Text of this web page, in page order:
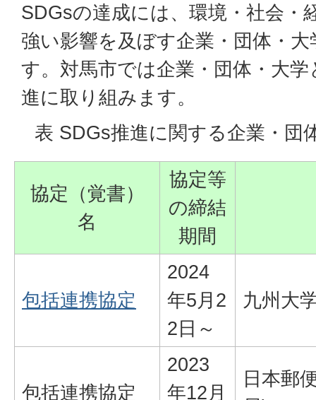
SDGsの達成には、環境・社会・
強い影響を及ぼす企業・団体・
す。対馬市では企業・団体・大
進に取り組みます。
表 SDGs推進に関する企業・団
協定（覚書）
名
協定等
の締結
期間
包括連携協定
2024
年5月2
2日～
九州大
包括連携協定
2023
年12月
日本郵